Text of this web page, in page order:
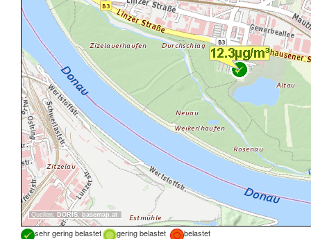
Quellen: DORIS, basemap.at
sehr gering belastet gering belastet
belastet